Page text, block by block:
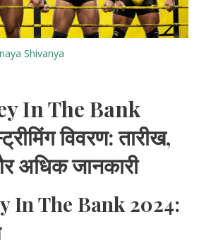
Shivanya
In The Bank
विवरण: तारीख,
जानकारी
In The Bank 2024: